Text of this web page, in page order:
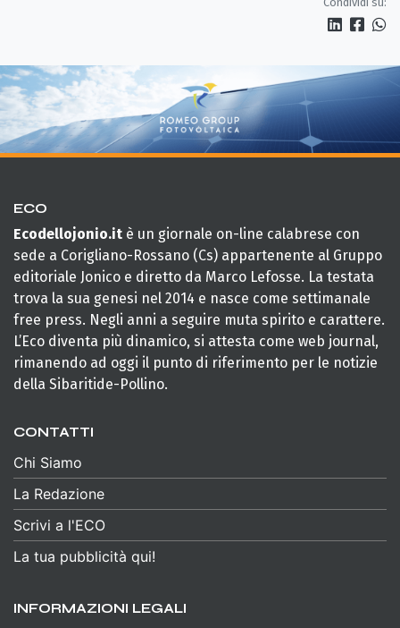
ECO
Ecodellojonio.it è un giornale on-line calabrese con
sede a Corigliano-Rossano (Cs) appartenente al Gruppo
editoriale Jonico e diretto da Marco Lefosse. La testata
trova la sua genesi nel 2014 e nasce come settimanale
free press. Negli anni a seguire muta spirito e carattere.
L’Eco diventa più dinamico, si attesta come web journal,
rimanendo ad oggi il punto di riferimento per le notizie
della Sibaritide-Pollino.
CONTATTI
Chi Siamo
La Redazione
Scrivi a l'ECO
La tua pubblicità qui!
INFORMAZIONI LEGALI